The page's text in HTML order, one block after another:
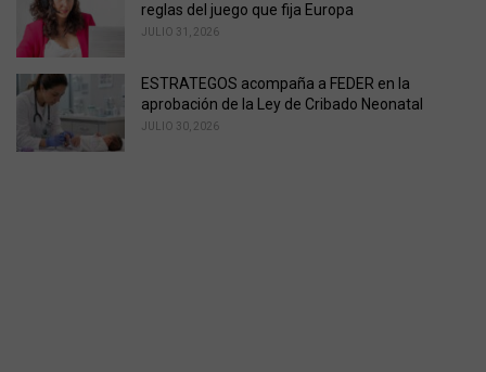
reglas del juego que fija Europa
JULIO 31, 2026
ESTRATEGOS acompaña a FEDER en la
aprobación de la Ley de Cribado Neonatal
JULIO 30, 2026